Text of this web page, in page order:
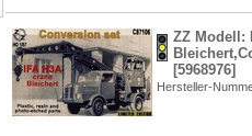
ZZ Modell:
[5968976]
Hersteller-